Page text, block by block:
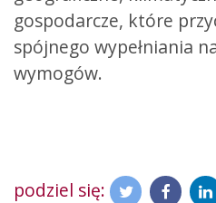
gospodarcze, które
spójnego wypełniania
wymogów.
podziel się: